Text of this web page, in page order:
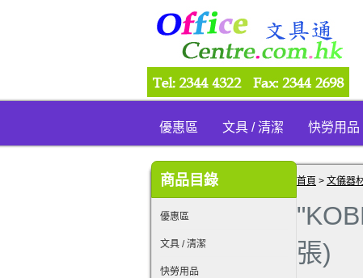
優惠區 文具 / 清潔 快勞用品
商品目錄
優惠區
文具 / 清潔
快勞用品
首頁 > 文儀器
張)